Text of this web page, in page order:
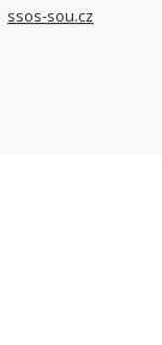
ssos-sou.cz